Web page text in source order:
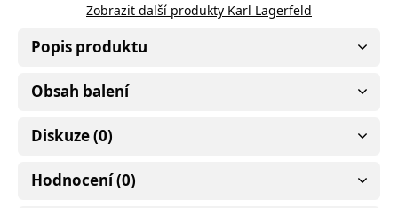
Zobrazit další produkty Karl Lagerfeld
Popis produktu
Obsah balení
Diskuze (0)
Hodnocení (0)